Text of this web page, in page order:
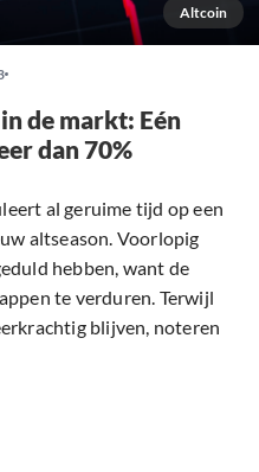
Altcoin
de markt: Eén
dan 70%
al geruime tijd op een
altseason. Voorlopig
hebben, want de
te verduren. Terwijl
blijven, noteren